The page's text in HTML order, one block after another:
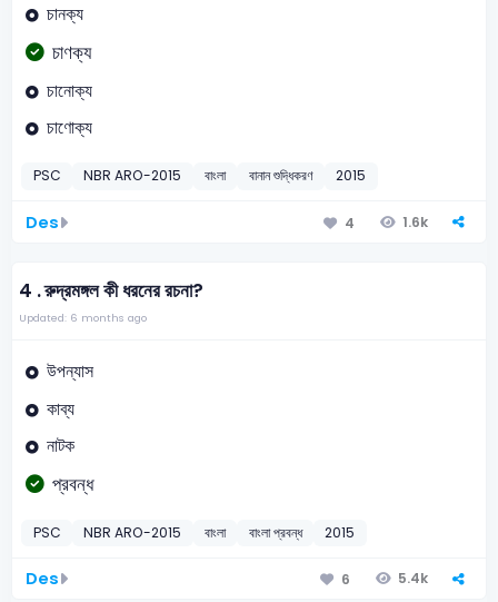
চানক্য
চাণক্য
চানোক্য
চাণোক্য
PSC NBR ARO-2015 বাংলা বানান শুদ্ধিকরণ 2015
Des 4 1.6k
4 .রুদ্রমঙ্গল কী ধরনের রচনা?
Updated: 6 months ago
উপন্যাস
কাব্য
নাটক
প্রবন্ধ
PSC NBR ARO-2015 বাংলা বাংলা প্রবন্ধ 2015
Des 6 5.4k